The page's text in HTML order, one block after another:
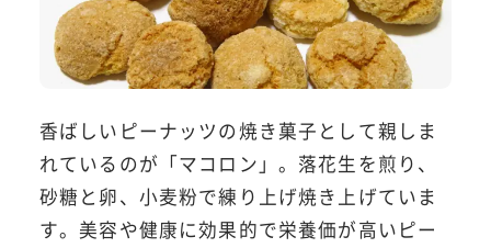
香ばしいピーナッツの焼き菓子として親しま
れているのが「マコロン」。落花生を煎り、
砂糖と卵、小麦粉で練り上げ焼き上げていま
す。美容や健康に効果的で栄養価が高いピー